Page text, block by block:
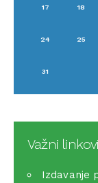
17 18
24 25
31
Važni linkovi
Izdavanje